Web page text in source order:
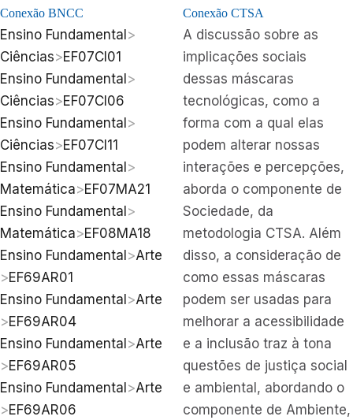
Conexão BNCC
Ensino Fundamental>
Ciências>EF07CI01
Ensino Fundamental>
Ciências>EF07CI06
Ensino Fundamental>
Ciências>EF07CI11
Ensino Fundamental>
Matemática>EF07MA21
Ensino Fundamental>
Matemática>EF08MA18
Ensino Fundamental>Arte
>EF69AR01
Ensino Fundamental>Arte
>EF69AR04
Ensino Fundamental>Arte
>EF69AR05
Ensino Fundamental>Arte
>EF69AR06
Conexão CTSA
A discussão sobre as
implicações sociais
dessas máscaras
tecnológicas, como a
forma com a qual elas
podem alterar nossas
interações e percepções,
aborda o componente de
Sociedade, da
metodologia CTSA. Além
disso, a consideração de
como essas máscaras
podem ser usadas para
melhorar a acessibilidade
e a inclusão traz à tona
questões de justiça social
e ambiental, abordando o
componente de Ambiente,